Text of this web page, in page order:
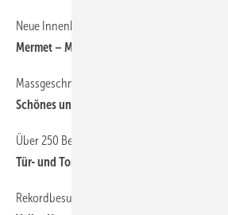
Neue Innenkollektion mit 6 Produktgruppen
Mermet – Marke mit breiter Palette
Massgeschneiderte Lamellendächer
Schönes und nachhaltiges Wohnen
Über 250 Besuchern kommen zur
Tür- und Tortage 2024 mit vielen
Rekordbesuch und hohe Wiederbuchungsrate